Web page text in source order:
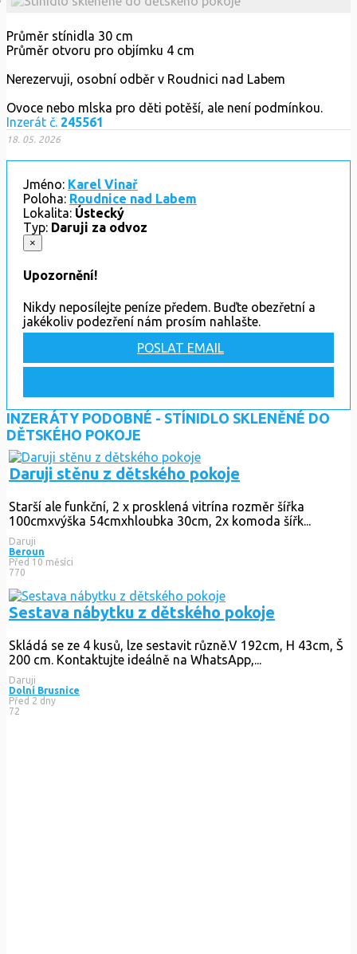
Průměr stínidla 30 cm
Průměr otvoru pro objímku 4 cm
Nerezervuji, osobní odběr v Roudnici nad Labem
Ovoce nebo mlska pro děti potěší, ale není podmínkou.
Inzerát č. 245561
18. 05. 2026
Jméno: Karel Vinař
Poloha: Roudnice nad Labem
Lokalita: Ústecký
Typ: Daruji za odvoz
×
Upozornění!
Nikdy neposílejte peníze předem. Buďte obezřetní a
jakékoliv podezření nám prosím nahlašte.
POSLAT EMAIL
INZERÁTY PODOBNÉ - STÍNIDLO SKLENĚNÉ DO
DĚTSKÉHO POKOJE
Daruji stěnu z dětského pokoje
Starší ale funkční, 2 x prosklená vitrína rozměr šířka
100cmxvýška 54cmxhloubka 30cm, 2x komoda šířk...
Daruji
Beroun
Před 10 měsíci
770
Sestava nábytku z dětského pokoje
Skládá se ze 4 kusů, lze sestavit různě.V 192cm, H 43cm, Š
200 cm. Kontaktujte ideálně na WhatsApp,...
Daruji
Dolní Brusnice
Před 2 dny
72